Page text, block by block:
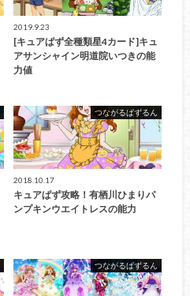
2019.9.23
[キュアぱず全種類星4カード]キュ
アサンシャイン明道院いつきの能
力値
つながるぱずるん
2018.10.17
キュアぱず攻略！有栖川ひまりパ
ンプキンウエイトレスの能力
つながるぱずるん